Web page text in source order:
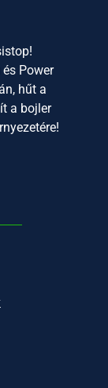
Power
hűt a
a bojler